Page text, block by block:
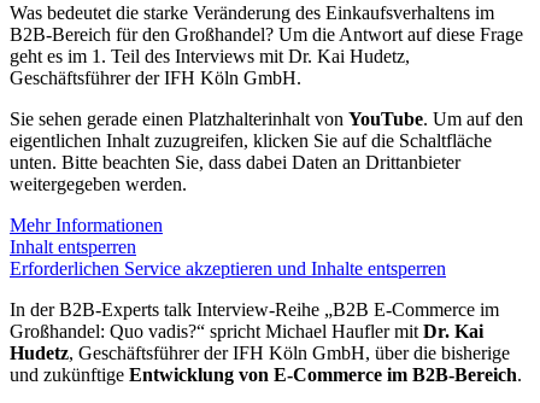
Was bedeutet die starke Veränderung des Einkaufsverhaltens im
B2B-Bereich für den Großhandel? Um die Antwort auf diese Frage
geht es im 1. Teil des Interviews mit Dr. Kai Hudetz,
Geschäftsführer der IFH Köln GmbH.
Sie sehen gerade einen Platzhalterinhalt von YouTube. Um auf den
eigentlichen Inhalt zuzugreifen, klicken Sie auf die Schaltfläche
unten. Bitte beachten Sie, dass dabei Daten an Drittanbieter
weitergegeben werden.
Mehr Informationen
Inhalt entsperren
Erforderlichen Service akzeptieren und Inhalte entsperren
In der B2B-Experts talk Interview-Reihe „B2B E-Commerce im
Großhandel: Quo vadis?“ spricht Michael Haufler mit Dr. Kai
Hudetz, Geschäftsführer der IFH Köln GmbH, über die bisherige
und zukünftige Entwicklung von E-Commerce im B2B-Bereich.